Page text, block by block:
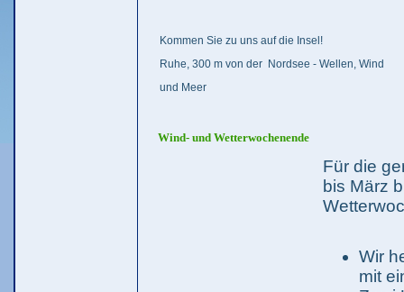
Kommen Sie zu uns auf die Insel!
Ruhe, 300 m von der Nordsee - Wellen, Wind
und Meer
Wind- und Wetterwochenende
Für die
bis März
Wir
mit